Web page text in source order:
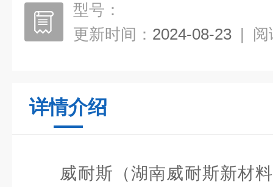
型号：
更新时间： 2024-08-23 | 阅
详情介绍
威耐斯（湖南威耐斯新材料